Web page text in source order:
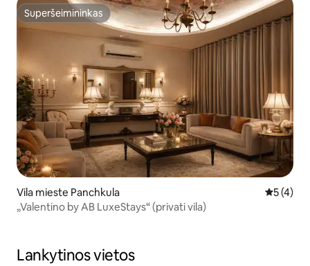
Superšeimininkas
Superšeimininkas
Vila mieste Panchkula Vidutinis
5 (4)
„Valentino by AB LuxeStays“ (privati vila)
Lankytinos vietos